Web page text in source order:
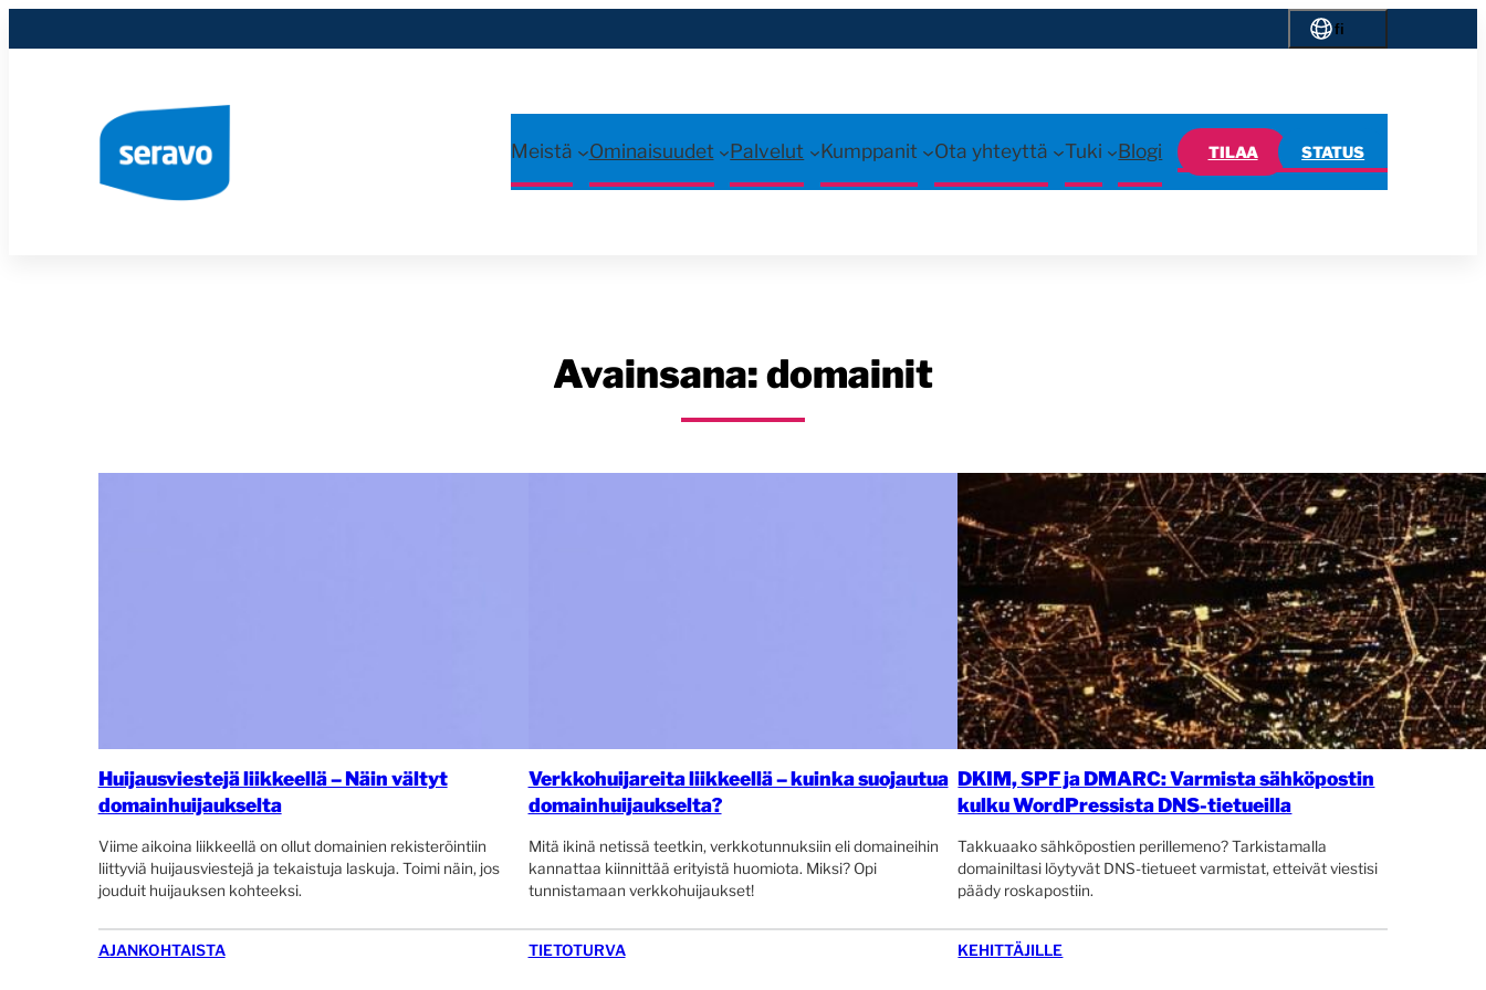
sisältöön
fi
Meistä Ominaisuudet Palvelut Kumppanit Ota yhteyttä Tuki Blogi TILAA STATUS
Avainsana:domainit
Huijausviestejä liikkeellä – Näin vältyt
domainhuijaukselta
Viime aikoina liikkeellä on ollut domainien rekisteröintiin
liittyviä huijausviestejä ja tekaistuja laskuja. Toimi näin, jos
jouduit huijauksen kohteeksi.
AJANKOHTAISTA
Verkkohuijareita liikkeellä – kuinka suojautua
domainhuijaukselta?
Mitä ikinä netissä teetkin, verkkotunnuksiin eli domaineihin
kannattaa kiinnittää erityistä huomiota. Miksi? Opi
tunnistamaan verkkohuijaukset!
TIETOTURVA
DKIM, SPF ja DMARC: Varmista sähköpostin
kulku WordPressista DNS-tietueilla
Takkuaako sähköpostien perillemeno? Tarkistamalla
domainiltasi löytyvät DNS-tietueet varmistat, etteivät viestisi
päädy roskapostiin.
KEHITTÄJILLE